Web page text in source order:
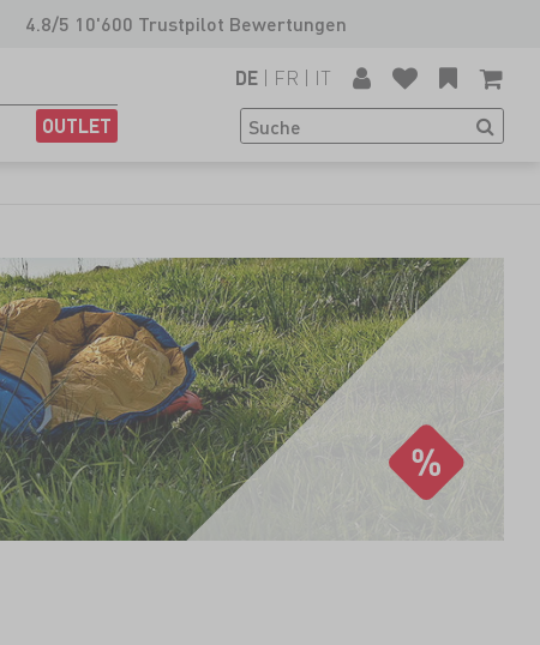
4.8/5 10'600 Trustpilot Bewertungen
OUTLET
DE | FR | IT